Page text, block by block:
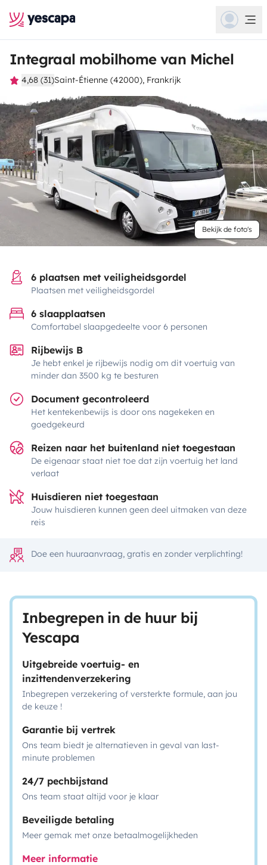
Integraal mobilhome van Michel
4,68 (31)Saint-Étienne (42000), Frankrijk
Bekijk de foto's
6 plaatsen met veiligheidsgordel
Plaatsen met veiligheidsgordel
6 slaapplaatsen
Comfortabel slaapgedeelte voor 6 personen
Rijbewijs B
Je hebt enkel je rijbewijs nodig om dit voertuig van
minder dan 3500 kg te besturen
Document gecontroleerd
Het kentekenbewijs is door ons nagekeken en
goedgekeurd
Reizen naar het buitenland niet toegestaan
De eigenaar staat niet toe dat zijn voertuig het land
verlaat
Huisdieren niet toegestaan
Jouw huisdieren kunnen geen deel uitmaken van deze
reis
Doe een huuraanvraag, gratis en zonder verplichting!
Inbegrepen in de huur bij
Yescapa
Uitgebreide voertuig- en
inzittendenverzekering
Inbegrepen verzekering of versterkte formule, aan jou
de keuze !
Garantie bij vertrek
Ons team biedt je alternatieven in geval van last-
minute problemen
24/7 pechbijstand
Ons team staat altijd voor je klaar
Beveiligde betaling
Meer gemak met onze betaalmogelijkheden
Meer informatie